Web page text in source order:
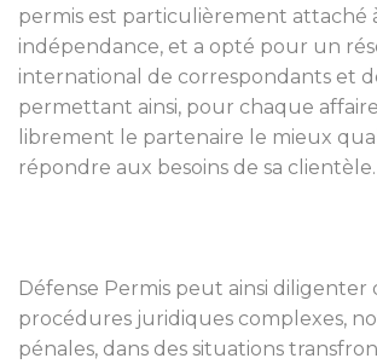
permis est particulièrement attaché
indépendance, et a opté pour un
international de correspondants et
permettant ainsi, pour chaque
librement le partenaire le mieux
répondre aux besoins de sa clientèle.
Défense Permis peut ainsi diligenter
procédures juridiques complexes,
pénales, dans des situations